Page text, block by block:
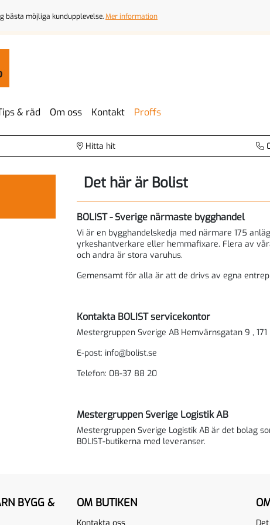
bästa möjliga kundupplevelse.Mer information
& råd Om oss Kontakt Proffs
Hitta hit
Det här är Bolist
BOLIST - Sverige närmaste bygghandel
Vi är en bygghandelskedja med närmare 175
yrkeshantverkare eller hemmafixare. Flera av
och andra är stora varuhus.
Gemensamt för alla är att de drivs av egna
Kontakta BOLIST servicekontor
Mestergruppen Sverige AB Hemvärnsgatan 9 , 171
E-post: info@bolist.se
Telefon: 08-37 88 20
Mestergruppen Sverige Logistik AB
Mestergruppen Sverige Logistik AB är det bolag
BOLIST-butikerna med leveranser.
BYGG & OM BUTIKEN